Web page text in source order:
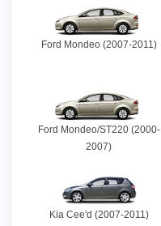
Ford Mondeo (2007-2011)
Ford Mondeo/ST220 (2000-
2007)
Kia Cee'd (2007-2011)